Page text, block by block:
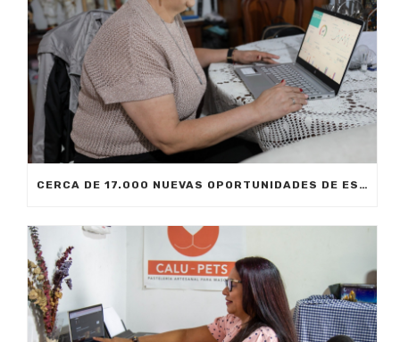
CERCA DE 17.000 NUEVAS OPORTUNIDADES DE ESTUDIO SIN COSTO PARA MEDELLÍN